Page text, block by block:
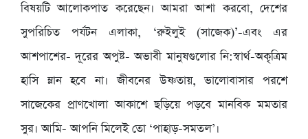
বিষয়টি আলোকপাত করেছেন। আমরা আশা করবো, দেশের
সুপরিচিত পর্যটন এলাকা, ‘রুইলুই (সাজেক)’-এবং এর
আশপাশের- দূরের অপুষ্ট- অভাবী মানুষগুলোর নি:স্বার্থ-অকৃত্রিম
হাসি ম্লান হবে না। জীবনের উষ্ণতায়, ভালোবাসার পরশে
সাজেকের প্রাণখোলা আকাশে ছড়িয়ে পড়বে মানবিক মমতার
সুর। আমি- আপনি মিলেই তো ‘পাহাড়-সমতল’।